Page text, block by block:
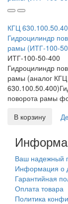
КГЦ
Гидроцилиндр
рамы (ИТГ-100-
ИТГ-100-50-400
Гидроцилиндр
рамы (аналог КГЦ
поворота рамы
В корзину
Ваш надежный
Информация о
Гарантийная
Оплата товара
Политика